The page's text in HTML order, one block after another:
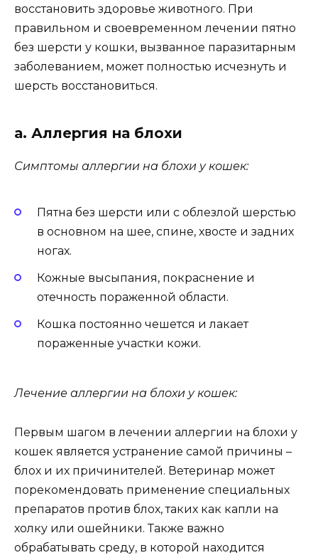
восстановить здоровье животного. При
правильном и своевременном лечении пятно
без шерсти у кошки, вызванное паразитарным
заболеванием, может полностью исчезнуть и
шерсть восстановиться.
а. Аллергия на блохи
Симптомы аллергии на блохи у кошек:
Пятна без шерсти или с облезлой шерстью
в основном на шее, спине, хвосте и задних
ногах.
Кожные высыпания, покраснение и
отечность пораженной области.
Кошка постоянно чешется и лакает
пораженные участки кожи.
Лечение аллергии на блохи у кошек:
Первым шагом в лечении аллергии на блохи у
кошек является устранение самой причины –
блох и их причинителей. Ветеринар может
порекомендовать применение специальных
препаратов против блох, таких как капли на
холку или ошейники. Также важно
обрабатывать среду, в которой находится